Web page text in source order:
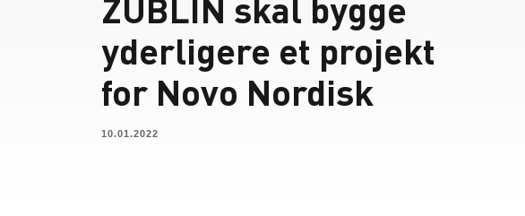
yderligere et projekt
for Novo Nordisk
10.01.2022